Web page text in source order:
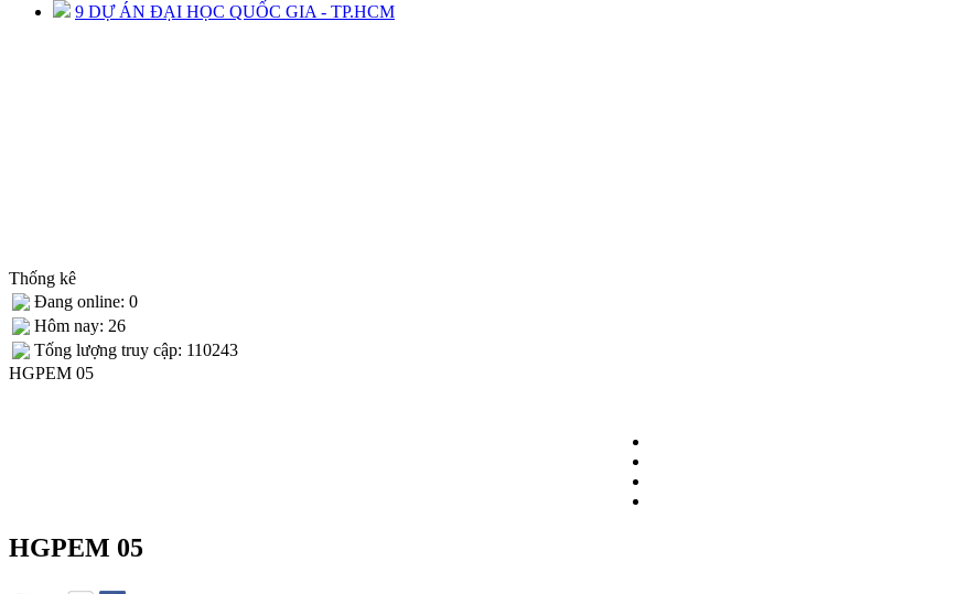
9 DỰ ÁN ĐẠI HỌC QUỐC GIA - TP.HCM
Thống kê
Đang online: 0
Hôm nay: 26
Tống lượng truy cập: 110243
HGPEM 05
HGPEM 05